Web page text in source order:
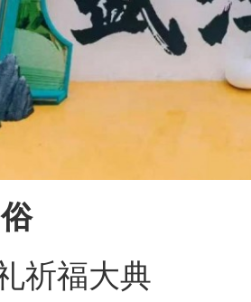
祈福大典